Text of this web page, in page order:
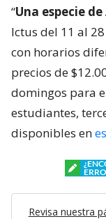
“Una especie
Ictus del 11 al
con horarios
precios de
domingos para
estudiantes,
disponibles en
Revisa nuestra